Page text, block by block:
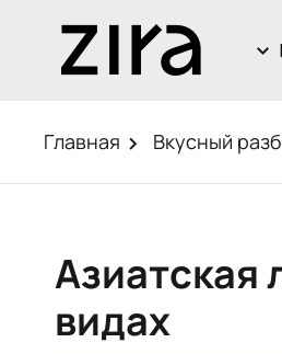
Главная Вкусный
Азиатская
видах